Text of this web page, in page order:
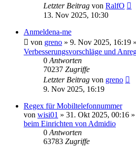
Letzter Beitrag von RalfO
13. Nov 2025, 10:30
Anmeldena-me
von greno » 9. Nov 2025, 16:19
Verbesserungsvorschläge und
0 Antworten
70237 Zugriffe
Letzter Beitrag von greno
9. Nov 2025, 16:19
Regex für Mobiltelefonnummer
von wisi01 » 31. Okt 2025, 00:16
beim Einrichten von Admidio
0 Antworten
63783 Zugriffe